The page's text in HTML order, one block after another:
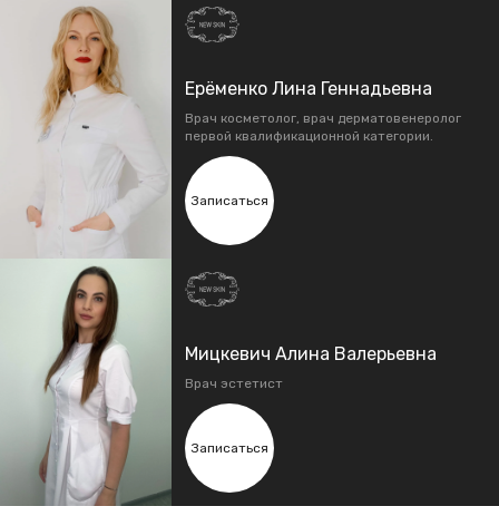
Ерёменко Лина Геннадьевна
Врач косметолог, врач дерматовенеролог
первой квалификационной категории.
Записаться
Мицкевич Алина Валерьевна
Врач эстетист
Записаться